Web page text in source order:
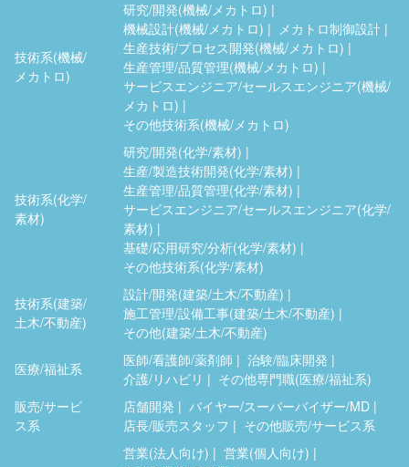
技術系(機械/
メカトロ)
研究/開発(機械/メカトロ)
機械設計(機械/メカトロ)
メカトロ制御設計
生産技術/プロセス開発(機械/メカトロ)
生産管理/品質管理(機械/メカトロ)
サービスエンジニア/セールスエンジニア(機械/
メカトロ)
その他技術系(機械/メカトロ)
技術系(化学/
素材)
研究/開発(化学/素材)
生産/製造技術開発(化学/素材)
生産管理/品質管理(化学/素材)
サービスエンジニア/セールスエンジニア(化学/
素材)
基礎/応用研究/分析(化学/素材)
その他技術系(化学/素材)
技術系(建築/
土木/不動産)
設計/開発(建築/土木/不動産)
施工管理/設備工事(建築/土木/不動産)
その他(建築/土木/不動産)
医療/福祉系
医師/看護師/薬剤師
治験/臨床開発
介護/リハビリ
その他専門職(医療/福祉系)
販売/サービ
ス系
店舗開発
バイヤー/スーパーバイザー/MD
店長/販売スタッフ
その他販売/サービス系
営業(法人向け)
営業(個人向け)